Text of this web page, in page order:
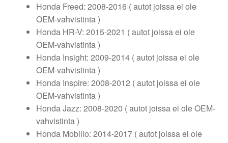
Honda Freed: 2008-2016 ( autot joissa ei ole
OEM-vahvistinta )
Honda HR-V: 2015-2021 ( autot joissa ei ole
OEM-vahvistinta )
Honda Insight: 2009-2014 ( autot joissa ei ole
OEM-vahvistinta )
Honda Inspire: 2008-2012 ( autot joissa ei ole
OEM-vahvistinta )
Honda Jazz: 2008-2020 ( autot joissa ei ole OEM-
vahvistinta )
Honda Mobilio: 2014-2017 ( autot joissa ei ole